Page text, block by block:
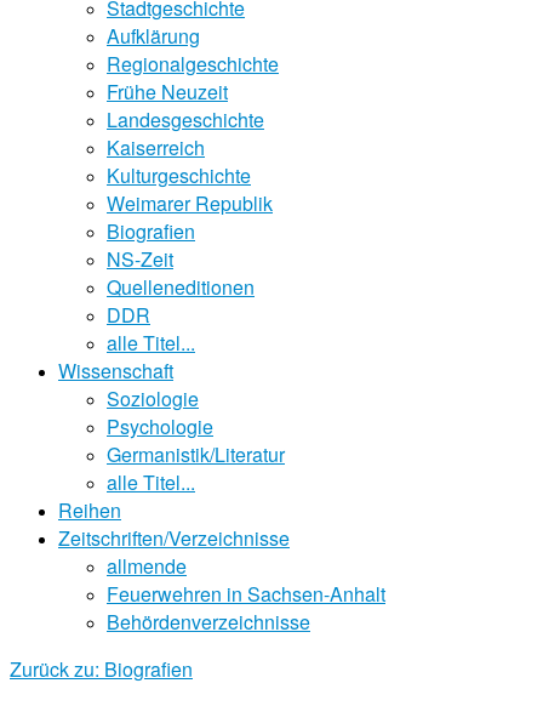
Stadtgeschichte
Aufklärung
Regionalgeschichte
Frühe Neuzeit
Landesgeschichte
Kaiserreich
Kulturgeschichte
Weimarer Republik
Biografien
NS-Zeit
Quelleneditionen
DDR
alle Titel...
Wissenschaft
Soziologie
Psychologie
Germanistik/Literatur
alle Titel...
Reihen
Zeitschriften/Verzeichnisse
allmende
Feuerwehren in Sachsen-Anhalt
Behördenverzeichnisse
Zurück zu: Biografien